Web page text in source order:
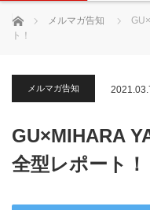
ホーム メルマガ告知
ト！
メルマガ告知
GU×MIHARA
全型レポート！